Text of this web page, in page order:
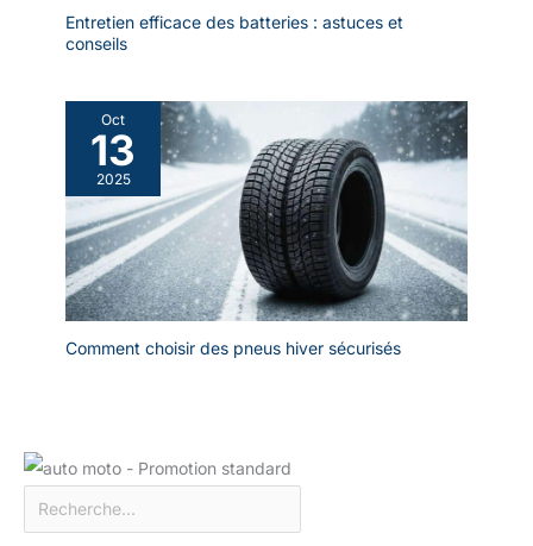
Entretien efficace des batteries : astuces et
conseils
Oct
13
2025
Comment choisir des pneus hiver sécurisés